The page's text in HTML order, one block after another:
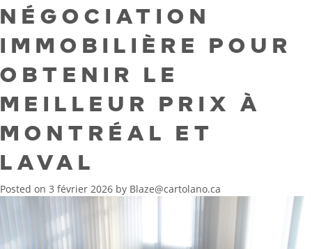
NÉGOCIATION
IMMOBILIÈRE POUR
OBTENIR LE
MEILLEUR PRIX À
MONTRÉAL ET
LAVAL
Posted on 3 février 2026 by Blaze@cartolano.ca